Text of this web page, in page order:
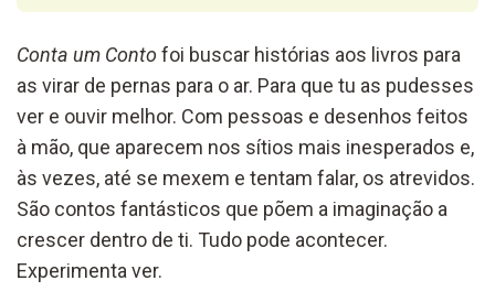
Conta um Contofoi buscar histórias aos livros para
as virar de pernas para o ar. Para que tu as pudesses
ver e ouvir melhor. Com pessoas e desenhos feitos
à mão, que aparecem nos sítios mais inesperados e,
às vezes, até se mexem e tentam falar, os atrevidos.
São contos fantásticos que põem a imaginação a
crescer dentro de ti. Tudo pode acontecer.
Experimenta ver.